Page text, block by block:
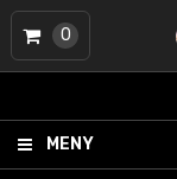
MENY
0